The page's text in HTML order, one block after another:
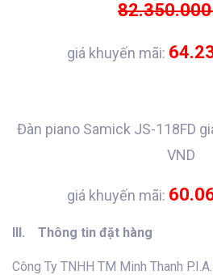
giá khuyến mãi:
Đàn piano Samick JS-118FD
VND
giá khuyến mãi:
III. Thông tin đặt hàng
Công Ty TNHH TM Minh Thanh